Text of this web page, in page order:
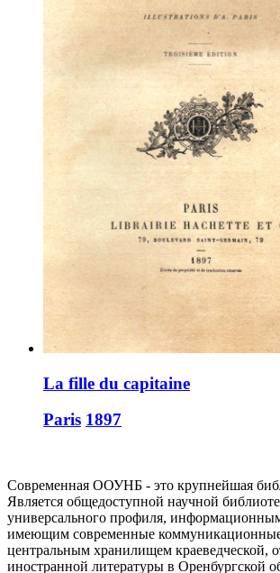
La fille du capitaine
Paris 1897
Современная ООУНБ - это крупнейшая
Является общедоступной научной
универсального профиля,
имеющим современные коммуникационные
центральным хранилищем краеведческой,
иностранной литературы в Оренбургской